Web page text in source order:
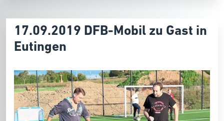
17.09.2019 DFB-Mobil zu Gast in
Eutingen